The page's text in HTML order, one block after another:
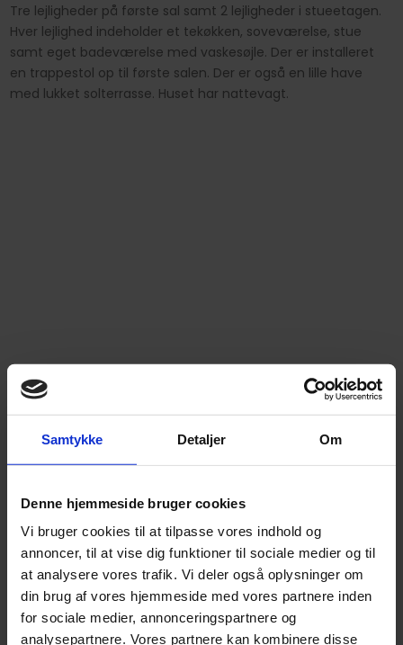
Samtykke Detaljer Om
Denne hjemmeside bruger cookies
Vi bruger cookies til at tilpasse vores indhold og
annoncer, til at vise dig funktioner til sociale medier og til
at analysere vores trafik. Vi deler også oplysninger om
din brug af vores hjemmeside med vores partnere inden
for sociale medier, annonceringspartnere og
analysepartnere. Vores partnere kan kombinere disse
Tre lejligheder på første sal samt 2 lejligheder i stueetagen.
Hver lejlighed indeholder et tekøkken, soveværelse, stue
samt eget badeværelse med vaskesøjle. Der er installeret
en trappestol op til første salen. Der er også en lille have
med lukket solterrasse. Huset har nattevagt.
Nordvangsvej 2. 1 sal
På Nordvangsvej 2 er overetagen indrettet med to lyse
toværelses lejligheder i hver sin ende af huset. Begge
lejligheder er ny renoveret med tekøkken, stue, soveværelse
beliggende i Hovedgaden 19 ved siden af.